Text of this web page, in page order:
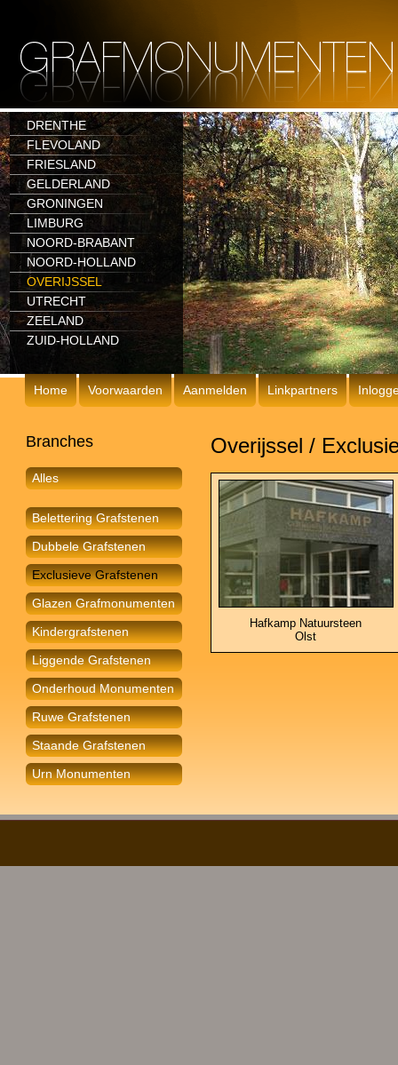
DRENTHE
FLEVOLAND
FRIESLAND
GELDERLAND
GRONINGEN
LIMBURG
NOORD-BRABANT
NOORD-HOLLAND
OVERIJSSEL
UTRECHT
ZEELAND
ZUID-HOLLAND
Home Voorwaarden Aanmelden Linkpartners
Branches
Alles
Belettering Grafstenen
Dubbele Grafstenen
Exclusieve Grafstenen
Glazen Grafmonumenten
Kindergrafstenen
Liggende Grafstenen
Onderhoud Monumenten
Ruwe Grafstenen
Staande Grafstenen
Urn Monumenten
Overijssel /
Hafkamp Natuursteen
Olst